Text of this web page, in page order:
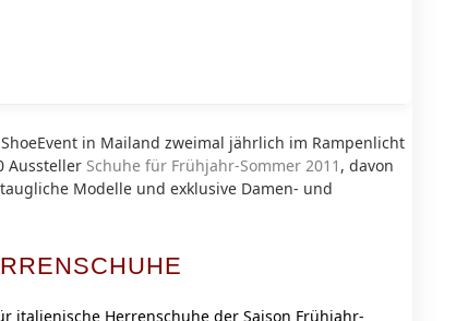
in Mailand zweimal jährlich im Rampenlicht
Aussteller Schuhe für Frühjahr-Sommer 2011 , davon
Modelle und exklusive Damen- und
italienische Herrenschuhe der Saison Frühjahr-